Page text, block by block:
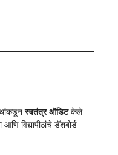
स्वतंत्र ऑडिटकेले
विद्यापीठांचे डॅशबोर्ड